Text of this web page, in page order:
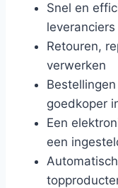
Snel en
Retouren,
verwerken
goedkoper
Een
een